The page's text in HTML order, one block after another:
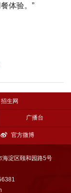
体验。”
招生网
广播台
官方微博
海淀区颐和园路5号